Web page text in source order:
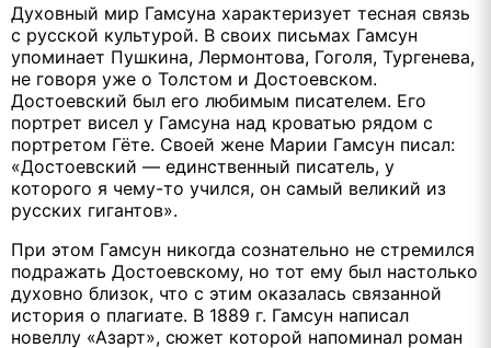
Духовный мир Гамсуна характеризует тесная связь
с русской культурой. В своих письмах Гамсун
упоминает Пушкина, Лермонтова, Гоголя, Тургенева,
не говоря уже о Толстом и Достоевском.
Достоевский был его любимым писателем. Его
портрет висел у Гамсуна над кроватью рядом с
портретом Гёте. Своей жене Марии Гамсун писал:
«Достоевский — единственный писатель, у
которого я чему-то учился, он самый великий из
русских гигантов».
При этом Гамсун никогда сознательно не стремился
подражать Достоевскому, но тот ему был настолько
духовно близок, что с этим оказалась связанной
история о плагиате. В 1889 г. Гамсун написал
новеллу «Азарт», сюжет которой напоминал роман